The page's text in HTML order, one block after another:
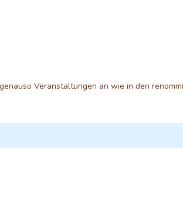
Veranstaltungen an wie in den